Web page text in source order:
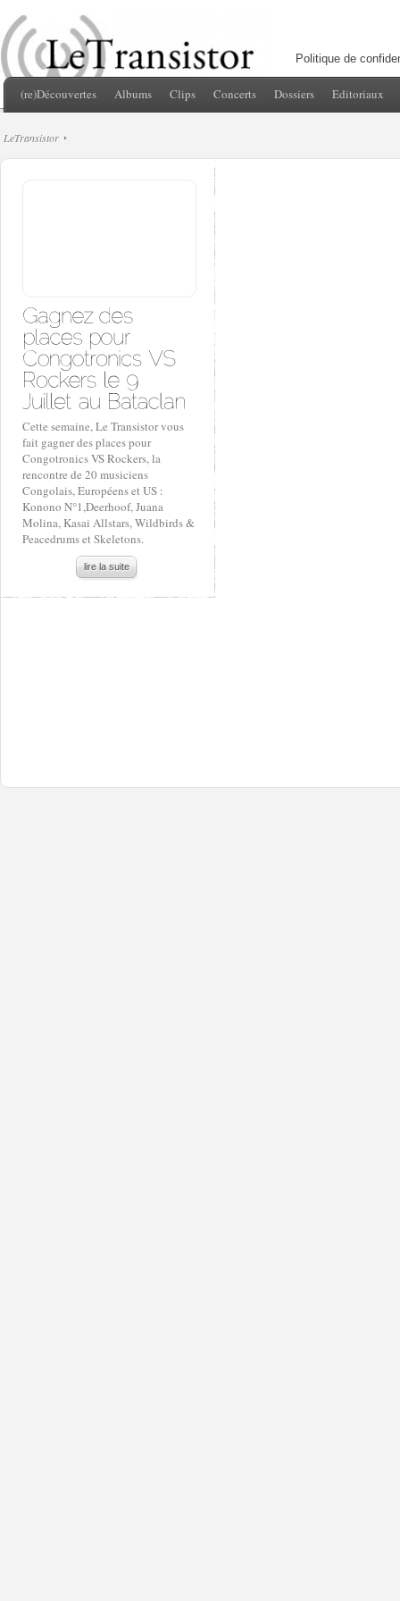
Politique de
(re)Découvertes Albums Clips Concerts Dossiers Editoriaux
LeTransistor
Cette semaine, Le Transistor vous
fait gagner des places pour
Congotronics VS Rockers, la
rencontre de 20 musiciens
Congolais, Européens et US :
Konono N°1,Deerhoof, Juana
Molina, Kasai Allstars, Wildbirds &
Peacedrums et Skeletons.
lire la suite